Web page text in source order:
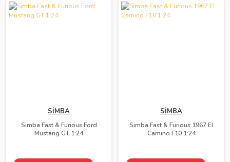
SİMBA
Simba Fast & Furious Ford
Mustang GT 1:24
SİMBA
Simba Fast & Furious 1967 El
Camino F10 1:24